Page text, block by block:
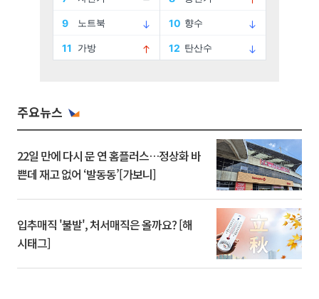
주요뉴스
22일 만에 다시 문 연 홈플러스…정상화 바
쁜데 재고 없어 ‘발동동’[가보니]
입추매직 '불발', 처서매직은 올까요? [해
시태그]